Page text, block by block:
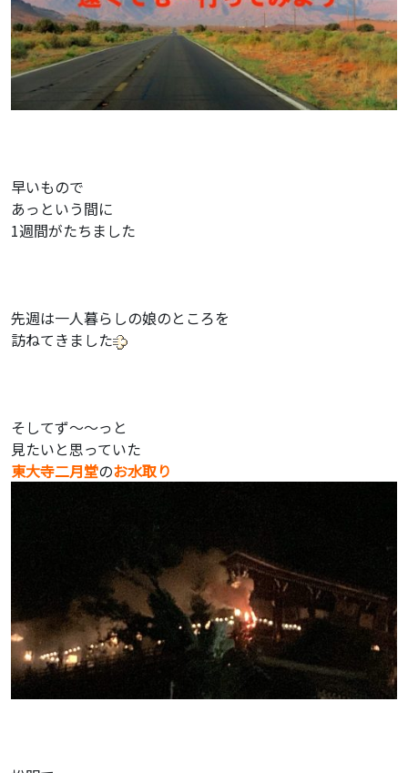
早いもので
あっという間に
1週間がたちました
先週は一人暮らしの娘のところを
訪ねてきました
そしてず〜〜っと
見たいと思っていた
東大寺二月堂のお水取り